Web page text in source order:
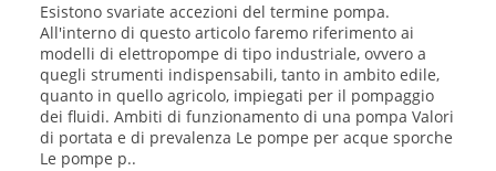
Esistono svariate accezioni del termine pompa.
All'interno di questo articolo faremo riferimento ai
modelli di elettropompe di tipo industriale, ovvero a
quegli strumenti indispensabili, tanto in ambito edile,
quanto in quello agricolo, impiegati per il pompaggio
dei fluidi. Ambiti di funzionamento di una pompa Valori
di portata e di prevalenza Le pompe per acque sporche
Le pompe p..